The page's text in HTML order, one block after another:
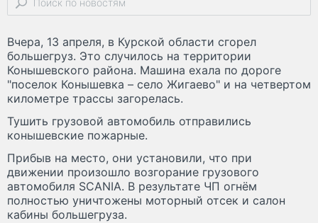
Вчера, 13 апреля, в Курской области сгорел
большегруз. Это случилось на территории
Конышевского района. Машина ехала по дороге
"поселок Конышевка – село Жигаево" и на четвертом
километре трассы загорелась.
Тушить грузовой автомобиль отправились
конышевские пожарные.
Прибыв на место, они установили, что при
движении произошло возгорание грузового
автомобиля SCANIA. В результате ЧП огнём
полностью уничтожены моторный отсек и салон
кабины большегруза.